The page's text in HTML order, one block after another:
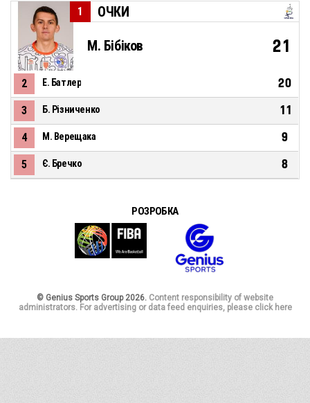
ОЧКИ
1
М. Бібіков 21
2 Е. Батлер 20
3 Б. Різниченко 11
4 М. Верещака 9
5 Є. Бречко 8
РОЗРОБКА
© Genius Sports Group 2026. Content responsibility of website
administrators. For advertising or data feed enquiries, please click here